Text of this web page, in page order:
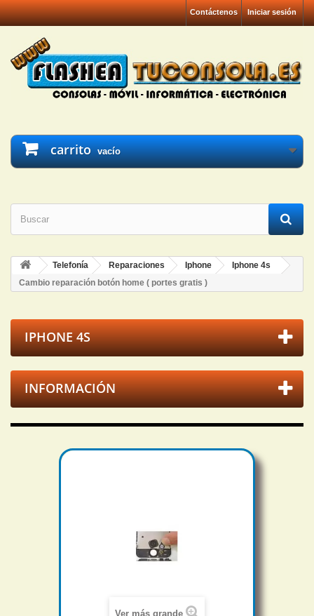
Iniciar sesión
Contáctenos
carrito vacío
Telefonía Reparaciones Iphone
Iphone 4s
Cambio reparación botón home ( portes gratis )
IPHONE 4S
INFORMACIÓN
Ver más grande